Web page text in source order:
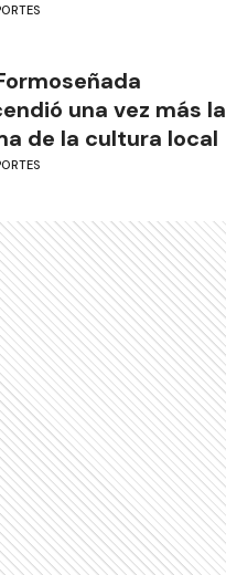
una vez más la
de la cultura local